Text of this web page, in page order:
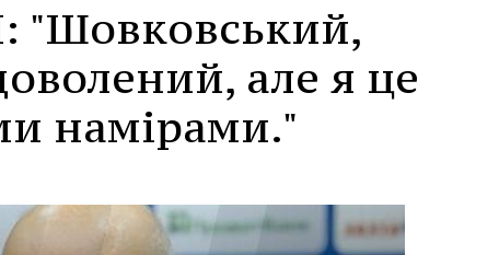
"Шовковський,
але я це
намірами."